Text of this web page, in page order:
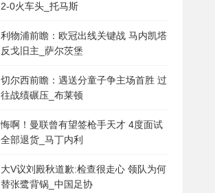
2-0火车头_托马斯
利物浦前瞻：欧冠出线关键战 马内凯塔
反戈旧主_萨尔茨堡
切尔西前瞻：遇送分童子争主场首胜 过
往战绩碾压_布莱顿
悔啊！曼联曾有望签枪手天才 4度面试
全部退货_马丁内利
大V议刘殿秋道歉:检查很走心 领队为何
替张鹭背锅_中国足协